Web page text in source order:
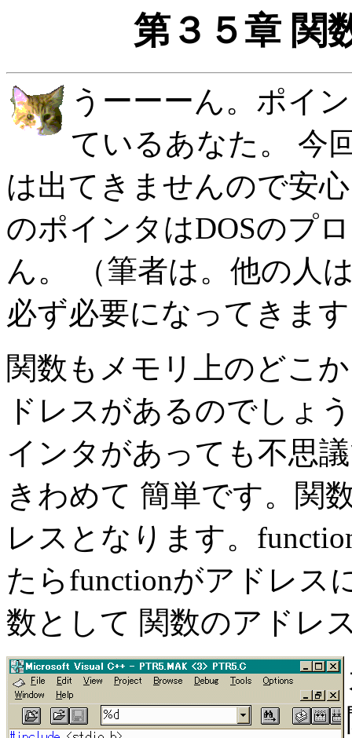
第３５章
うーーーん。ポイ
ているあなた。 今
は出てきませんので安
のポインタはDOSのプ
ん。 （筆者は。他の人
必ず必要になってきま
関数もメモリ上のどこ
ドレスがあるのでしょ
インタがあっても不思
きわめて 簡単です。関
レスとなります。
たらfunctionがアドレス
数として 関数のアドレ